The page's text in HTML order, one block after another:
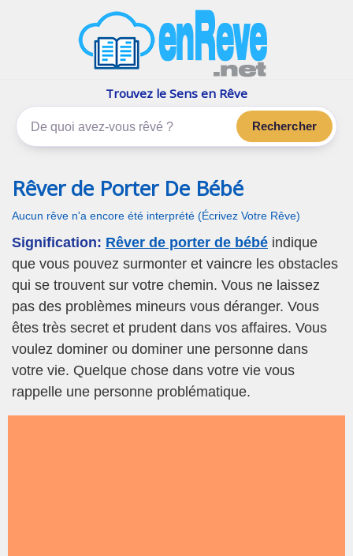
Les rêves, c'est plus que çaTrouvez le Sens en Rêve
Rechercher
Rêver de Porter De Bébé
Aucun rêve n'a encore été interprété (Écrivez Votre Rêve)
Signification: Rêver de porter de bébé indique
que vous pouvez surmonter et vaincre les obstacles
qui se trouvent sur votre chemin. Vous ne laissez
pas des problèmes mineurs vous déranger. Vous
êtes très secret et prudent dans vos affaires. Vous
voulez dominer ou dominer une personne dans
votre vie. Quelque chose dans votre vie vous
rappelle une personne problématique.